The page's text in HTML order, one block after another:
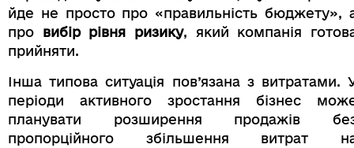
йде не просто про «правильність бюджету»,
про вибір рівня ризику, який компанія
прийняти.
Інша типова ситуація пов’язана з витратами.
періоди активного зростання бізнес
планувати розширення продажів
пропорційного збільшення витрат